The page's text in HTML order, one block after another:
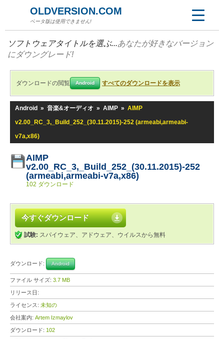
OLDVERSION.COM
ベータ版は使用できません!
ソフトウェアタイトルを選ぶ...あなたが好きなバージョン
にダウングレード!
ダウンロードの閲覧 Android すべてのダウンロードを表示
Android » 音楽&オーディオ » AIMP » AIMP
v2.00_RC_3,_Build_252_(30.11.2015)-252 (armeabi,armeabi-
v7a,x86)
AIMP
v2.00_RC_3,_Build_252_(30.11.2015)-252
(armeabi,armeabi-v7a,x86)
102 ダウンロード
今すぐダウンロード
試験: スパイウェア、アドウェア、ウイルスから無料
ダウンロード: Android
ファイル サイズ: 3.7 MB
リリース日:
ライセンス: 未知の
会社案内: Artem Izmaylov
ダウンロード: 102